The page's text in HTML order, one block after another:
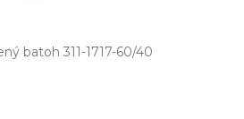
batoh 311­-1717­-60/40